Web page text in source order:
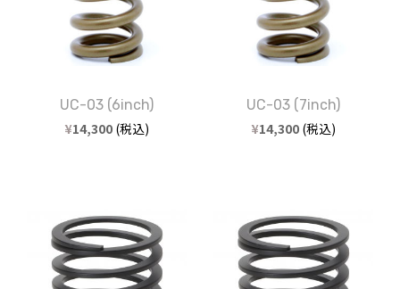
UC-03 (6inch)
¥14,300 (税込)
UC-03 (7inch)
¥14,300 (税込)